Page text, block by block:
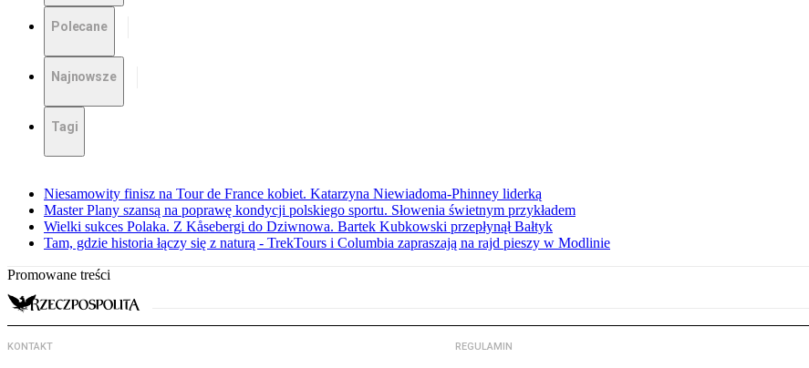
Polecane
Najnowsze
Tagi
Niesamowity finisz na Tour de France kobiet. Katarzyna Niewiadoma-Phinney liderką
Master Plany szansą na poprawę kondycji polskiego sportu. Słowenia świetnym przykładem
Wielki sukces Polaka. Z Kåsebergi do Dziwnowa. Bartek Kubkowski przepłynął Bałtyk
Tam, gdzie historia łączy się z naturą - TrekTours i Columbia zapraszają na rajd pieszy w Modlinie
Promowane treści
KONTAKT REGULAMIN